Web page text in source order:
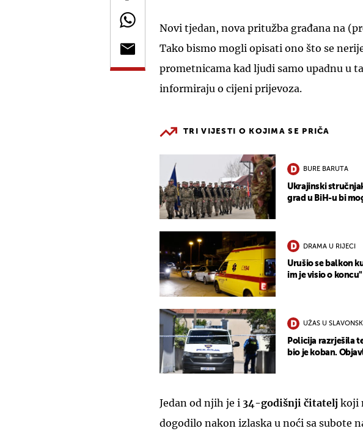
Novi tjedan, nova pritužba građana na
Tako bismo mogli opisati ono što se
prometnicama kad ljudi samo upadnu u
informiraju o cijeni prijevoza.
TRI VIJESTI O KOJIMA SE PRIČA
BURE BARUTA
Ukrajinski
grad u BiH-u bi
DRAMA U RIJECI
Urušio se balkon
im je visio o koncu"
UŽAS U
Policija razrješila
bio je koban.
Jedan od njih je i 34-godišnji čitatelj koji
dogodilo nakon izlaska u noći sa subote